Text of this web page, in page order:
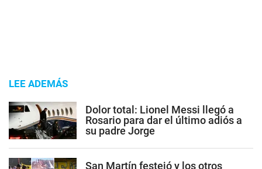
LEE ADEMÁS
Dolor total: Lionel Messi llegó a
Rosario para dar el último adiós a
su padre Jorge
San Martín festejó y los otros